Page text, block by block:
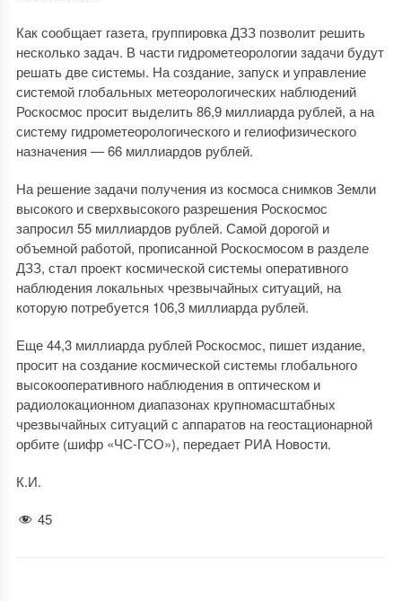
Как сообщает газета, группировка ДЗЗ позволит решить
несколько задач. В части гидрометеорологии задачи будут
решать две системы. На создание, запуск и управление
системой глобальных метеорологических наблюдений
Роскосмос просит выделить 86,9 миллиарда рублей, а на
систему гидрометеорологического и гелиофизического
назначения — 66 миллиардов рублей.
На решение задачи получения из космоса снимков Земли
высокого и сверхвысокого разрешения Роскосмос
запросил 55 миллиардов рублей. Самой дорогой и
объемной работой, прописанной Роскосмосом в разделе
ДЗЗ, стал проект космической системы оперативного
наблюдения локальных чрезвычайных ситуаций, на
которую потребуется 106,3 миллиарда рублей.
Еще 44,3 миллиарда рублей Роскосмос, пишет издание,
просит на создание космической системы глобального
высокооперативного наблюдения в оптическом и
радиолокационном диапазонах крупномасштабных
чрезвычайных ситуаций с аппаратов на геостационарной
орбите (шифр «ЧС-ГСО»), передает РИА Новости.
К.И.
45